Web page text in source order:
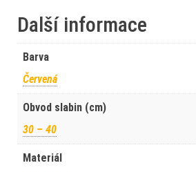
Další informace
Barva
Červená
Obvod slabin (cm)
30 – 40
Materiál